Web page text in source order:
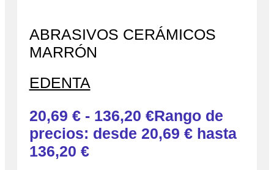
ABRASIVOS CERÁMICOS
MARRÓN
EDENTA
20,69 € - 136,20 €Rango de
precios: desde 20,69 € hasta
136,20 €